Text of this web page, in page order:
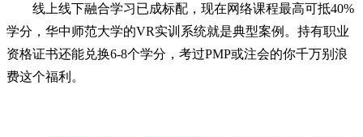
线上线下融合学习已成标配，现在网络课程最高可抵40%
学分，华中师范大学的VR实训系统就是典型案例。持有职业
资格证书还能兑换6-8个学分，考过PMP或注会的你千万别浪
费这个福利。